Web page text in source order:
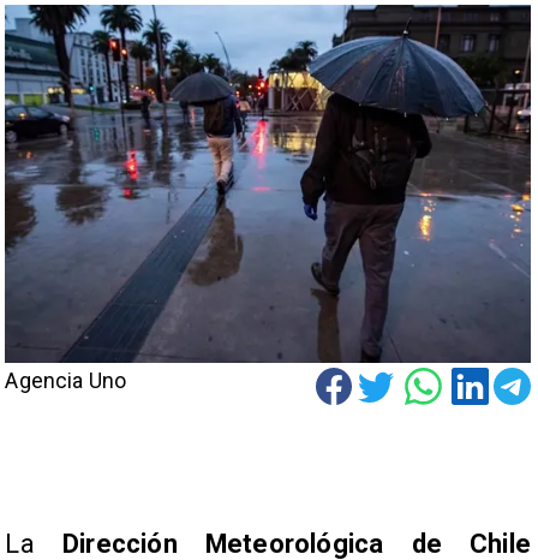
Agencia Uno
​La Dirección Meteorológica de Chile